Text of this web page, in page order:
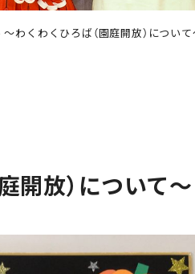
～わくわくひろば（園庭開放）につい
開放）について～